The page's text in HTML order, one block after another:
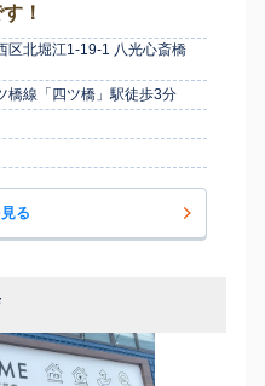
！
区北堀江1-19-1 八光心斎橋
橋線「四ツ橋」駅徒歩3分
る